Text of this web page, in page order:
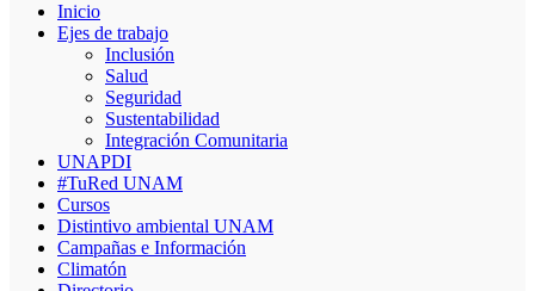
Inicio
Ejes de trabajo
Inclusión
Salud
Seguridad
Sustentabilidad
Integración Comunitaria
UNAPDI
#TuRed UNAM
Cursos
Distintivo ambiental UNAM
Campañas e Información
Climatón